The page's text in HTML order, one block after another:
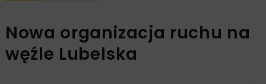
Nowa organizacja ruchu na
węźle Lubelska